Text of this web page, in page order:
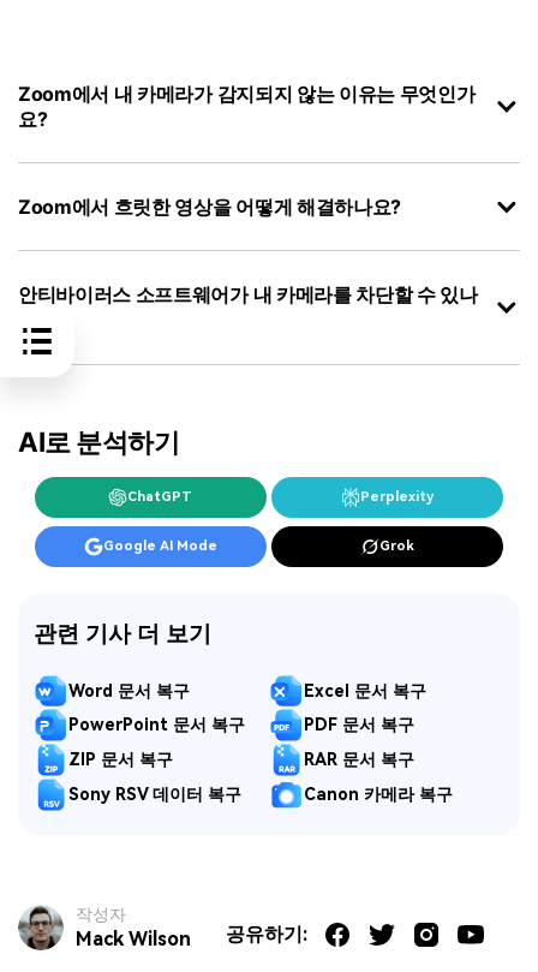
Zoom에서 내 카메라가 감지되지 않는 이유는 무엇인가
요?
Zoom에서 흐릿한 영상을 어떻게 해결하나요?
안티바이러스 소프트웨어가 내 카메라를 차단할 수 있나
AI로 분석하기
ChatGPT Perplexity
Google AI Mode Grok
관련 기사 더 보기
Word 문서 복구
Excel 문서 복구
PowerPoint 문서 복구
PDF 문서 복구
ZIP 문서 복구
RAR 문서 복구
Sony RSV 데이터 복구
Canon 카메라 복구
작성자
Mack Wilson 공유하기: